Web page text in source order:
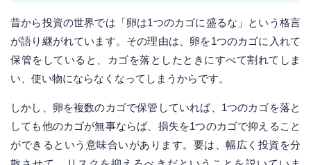
昔から投資の世界では「卵は1つのカゴに盛るな」という格言
が語り継がれています。その理由は、卵を1つのカゴに入れて
保管をしていると、カゴを落としたときにすべて割れてしま
い、使い物にならなくなってしまうからです。
しかし、卵を複数のカゴで保管していれば、1つのカゴを落と
しても他のカゴが無事ならば、損失を1つのカゴで抑えること
ができるという意味合いがあります。要は、幅広く投資を分